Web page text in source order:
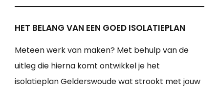
HET BELANG VAN EEN GOED ISOLATIEPLAN
Meteen werk van maken? Met behulp van de
uitleg die hierna komt ontwikkel je het
isolatieplan Gelderswoude wat strookt met jouw